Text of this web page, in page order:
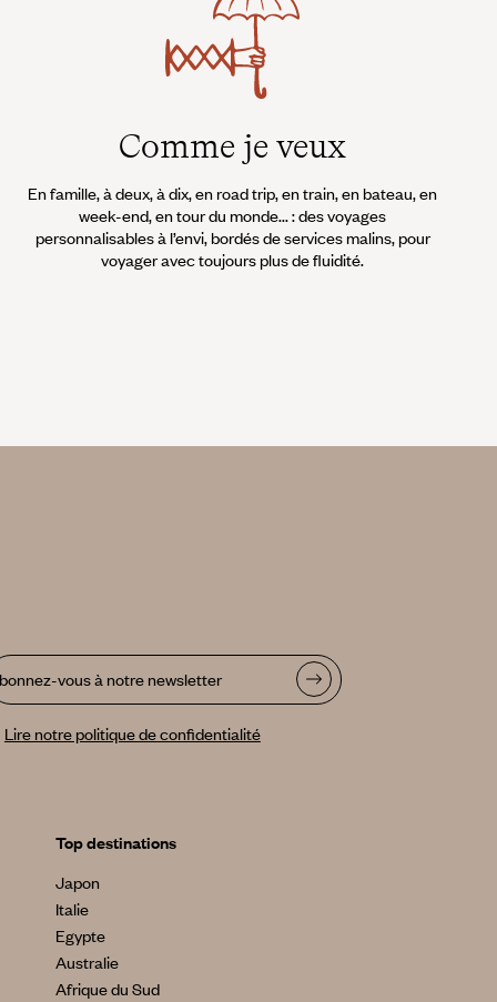
Comme je veux
En famille, à deux, à dix, en road trip, en train, en bateau, en
week-end, en tour du monde... : des voyages
personnalisables à l’envi, bordés de services malins, pour
voyager avec toujours plus de fluidité.
vous à notre newsletter
Lire notre politique de confidentialité
Top destinations
Japon
Italie
Egypte
Australie
Afrique du Sud